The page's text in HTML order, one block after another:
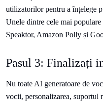
utilizatorilor pentru a înțelege
Unele dintre cele mai
Speaktor, Amazon Polly și
Pasul 3: Finalizați
Nu toate AI generatoare de
vocii, personalizarea,